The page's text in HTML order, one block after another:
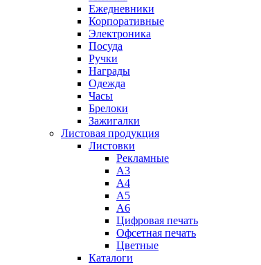
Ежедневники
Корпоративные
Электроника
Посуда
Ручки
Награды
Одежда
Часы
Брелоки
Зажигалки
Листовая продукция
Листовки
Рекламные
А3
А4
А5
А6
Цифровая печать
Офсетная печать
Цветные
Каталоги